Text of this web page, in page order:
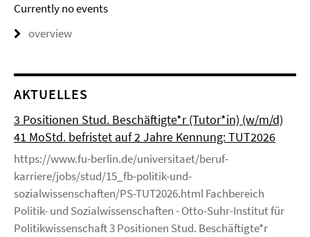
Currently no events
overview
AKTUELLES
3 Positionen Stud. Beschäftigte*r (Tutor*in) (w/m/d)
41 MoStd. befristet auf 2 Jahre Kennung: TUT2026
https://www.fu-berlin.de/universitaet/beruf-
karriere/jobs/stud/15_fb-politik-und-
sozialwissenschaften/PS-TUT2026.html Fachbereich
Politik- und Sozialwissenschaften - Otto-Suhr-Institut für
Politikwissenschaft 3 Positionen Stud. Beschäftigte*r